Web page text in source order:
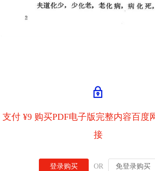
支付 ¥9 购买PDF电子版完整内容百度
接
登录购买 OR 免登录购买